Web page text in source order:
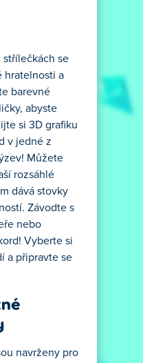
se
hratelnosti a
barevné
abyste
si 3D grafiku
v jedné z
Můžete
rozsáhlé
dává stovky
Závodte s
nebo
Vyberte si
a připravte se
navrženy pro